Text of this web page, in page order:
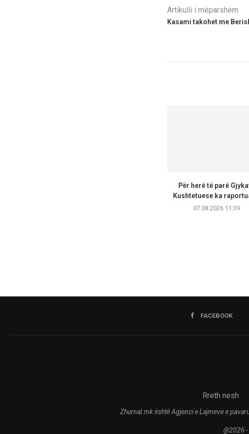
Artikulli i mëparshëm
Kasami takohet me
Për herë të parë
Kushtetuese ka
07.08.2026 11:39
FACEBOOK
Rreth nesh
Zhurnal.mk është Agjenci e Lajmeve e
@2026